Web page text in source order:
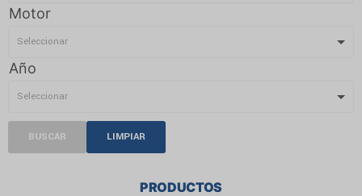
Motor
Año
BUSCAR LIMPIAR
PRODUCTOS